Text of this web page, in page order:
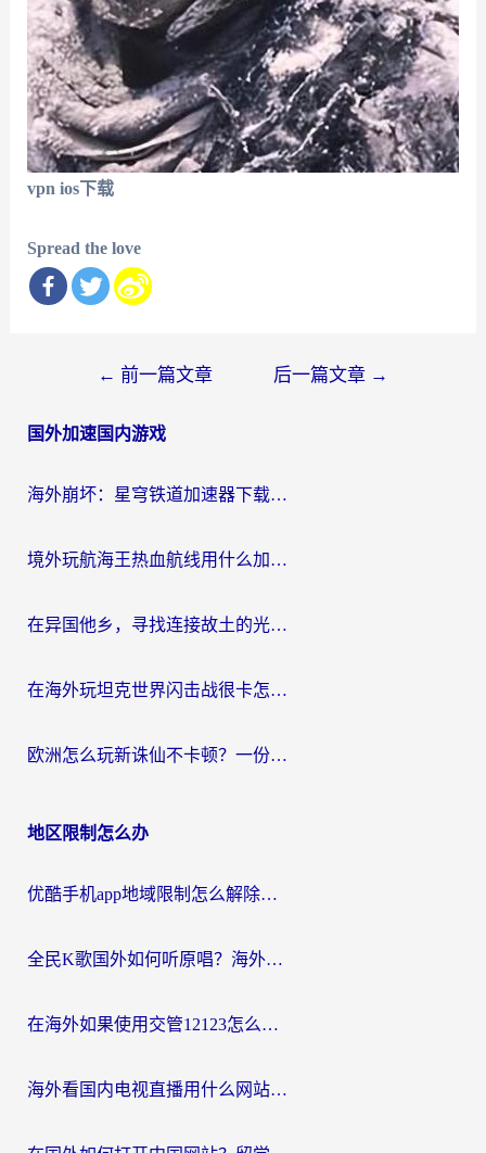
vpn ios下载
Spread the love
导
← 前一篇文章 后一篇文章 →
国外加速国内游戏
海外崩坏：星穹铁道加速器下载安装：一份给游子的终极网络指南
境外玩航海王热血航线用什么加速器？2026海外玩家实测最优方案（附欧洲问道堡垒前线加速技巧）
在异国他乡，寻找连接故土的光明大陆免费加速器
在海外玩坦克世界闪击战很卡怎么办？老玩家亲测有效的加速器选择指南
欧洲怎么玩新诛仙不卡顿？一份给海外游子的国服游戏畅玩指南
地区限制怎么办
优酷手机app地域限制怎么解除？海外党亲测有效的追剧方案
全民K歌国外如何听原唱？海外党亲测有效的回国加速器选择指南
在海外如果使用交管12123怎么处理？留学生亲测有效的回国加速方案
海外看国内电视直播用什么网站比较好？一篇解决你所有追剧难题的实用指南